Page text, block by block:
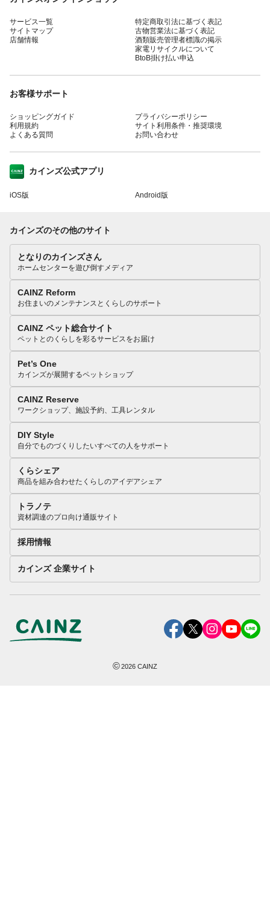
サービス一覧
サイトマップ
店舗情報
特定商取引法に基づく表記
古物営業法に基づく表記
酒類販売管理者標識の掲示
家電リサイクルについて
BtoB掛け払い申込
お客様サポート
ショッピングガイド
利用規約
よくある質問
プライバシーポリシー
サイト利用条件・推奨環境
お問い合わせ
カインズ公式アプリ
iOS版 Android版
カインズのその他のサイト
となりのカインズさん
ホームセンターを遊び倒すメディア
CAINZ Reform
お住まいのメンテナンスとくらしのサポート
CAINZ ペット総合サイト
ペットとのくらしを彩るサービスをお届け
Pet’s One
カインズが展開するペットショップ
CAINZ Reserve
ワークショップ、施設予約、工具レンタル
DIY Style
自分でものづくりしたいすべての人をサポート
くらシェア
商品を組み合わせたくらしのアイデアシェア
トラノテ
資材調達のプロ向け通販サイト
採用情報
カインズ 企業サイト
©2026 CAINZ